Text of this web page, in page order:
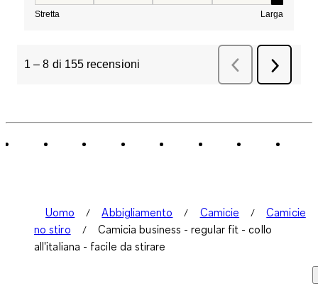
Stretta Larga
1 – 8 di 155 recensioni Precedente
Uomo Abbigliamento Camicie
Camicie
no stiro
Camicia business - regular fit - collo
all'italiana - facile da stirare